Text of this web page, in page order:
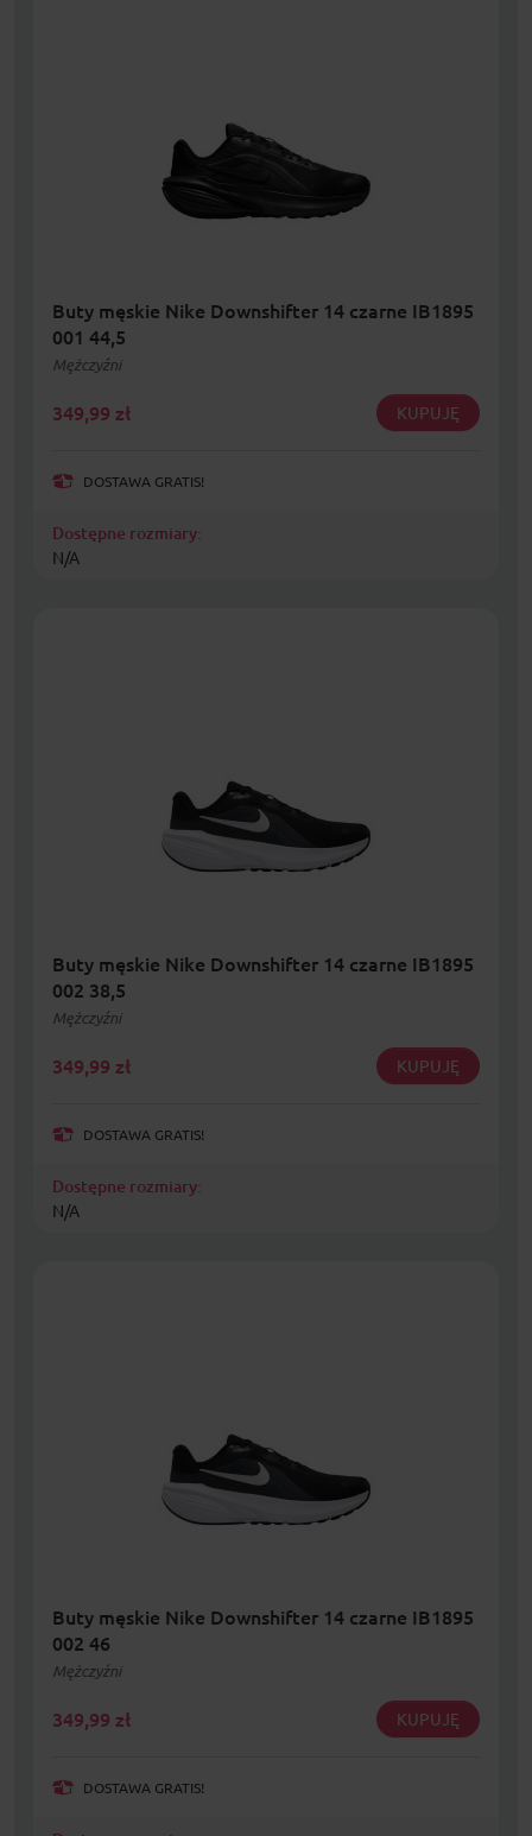
Buty męskie Nike Downshifter 14 czarne IB1895
001 44,5
Mężczyźni
349,99 zł KUPUJĘ
DOSTAWA GRATIS!
Dostępne rozmiary:
N/A
Buty męskie Nike Downshifter 14 czarne IB1895
002 38,5
Mężczyźni
349,99 zł KUPUJĘ
DOSTAWA GRATIS!
Dostępne rozmiary:
N/A
Buty męskie Nike Downshifter 14 czarne IB1895
002 46
Mężczyźni
349,99 zł KUPUJĘ
DOSTAWA GRATIS!